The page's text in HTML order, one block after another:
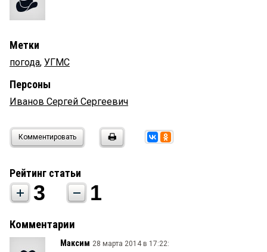
Метки
погода, УГМС
Персоны
Иванов Сергей Сергеевич
Комментировать
Рейтинг статьи
3 1
Комментарии
Максим 28 марта 2014 в 17:22: